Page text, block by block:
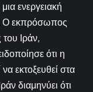
ενεργειακή
Ο εκπρόσωπος
του Ιράν,
ότι η
εκτοξευθεί στα
διαμηνύει ότι